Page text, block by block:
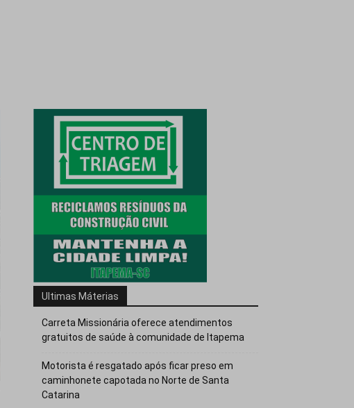
Ultimas Máterias
Carreta Missionária oferece atendimentos
gratuitos de saúde à comunidade de Itapema
Motorista é resgatado após ficar preso em
caminhonete capotada no Norte de Santa
Catarina